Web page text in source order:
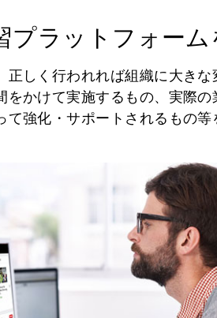
プラットフォーム
正しく行われれば組織に大き
をかけて実施するもの、実際
て強化・サポートされるもの